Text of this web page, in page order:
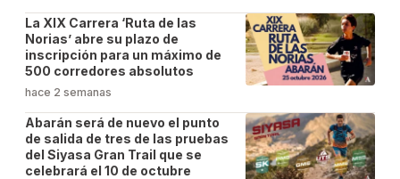
La XIX Carrera ‘Ruta de las
Norias’ abre su plazo de
inscripción para un máximo de
500 corredores absolutos
hace 2 semanas
Abarán será de nuevo el punto
de salida de tres de las pruebas
del Siyasa Gran Trail que se
celebrará el 10 de octubre